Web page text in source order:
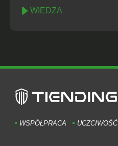
WIEDZA
WSPÓŁPRACA UCZCIWOŚĆ